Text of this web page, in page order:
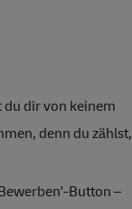
du dir von keinem
denn du zählst,
Button –